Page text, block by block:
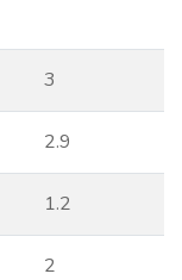
3
2.9
1.2
2